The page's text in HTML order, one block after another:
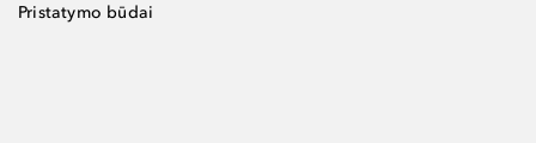
Pristatymo būdai